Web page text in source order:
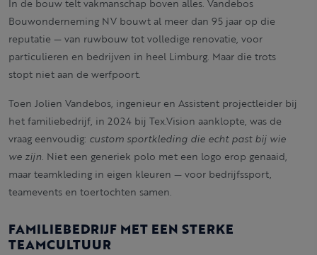
In de bouw telt vakmanschap boven alles. Vandebos
Bouwonderneming NV bouwt al meer dan 95 jaar op die
reputatie — van ruwbouw tot volledige renovatie, voor
particulieren en bedrijven in heel Limburg. Maar die trots
stopt niet aan de werfpoort.
Toen Jolien Vandebos, ingenieur en Assistent projectleider bij
het familiebedrijf, in 2024 bij Tex.Vision aanklopte, was de
vraag eenvoudig: custom sportkleding die echt past bij wie
we zijn. Niet een generiek polo met een logo erop genaaid,
maar teamkleding in eigen kleuren — voor bedrijfssport,
teamevents en toertochten samen.
FAMILIEBEDRIJF MET EEN STERKE
TEAMCULTUUR